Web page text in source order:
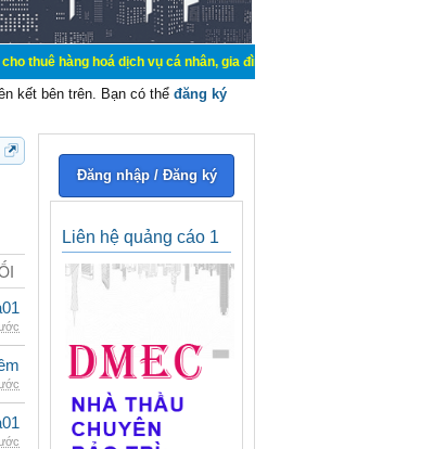
hoá dịch vụ cá nhân, gia đình. Mua bán, ký gửi, cho thuê thiết bị
kết bên trên. Bạn có thể đăng ký
Đăng nhập / Đăng ký
Liên hệ quảng cáo 1